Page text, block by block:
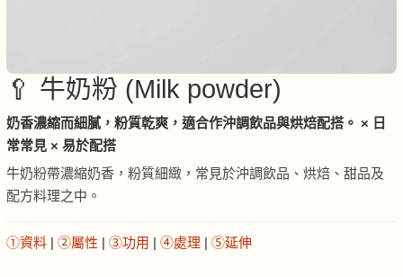
🥄 牛奶粉 (Milk powder)
奶香濃縮而細膩，粉質乾爽，適合作沖調飲品與烘焙配搭。 × 日
常常見 × 易於配搭
牛奶粉帶濃縮奶香，粉質細緻，常見於沖調飲品、烘焙、甜品及
配方料理之中。
①資料 | ②屬性 | ③功用 | ④處理 | ⑤延伸